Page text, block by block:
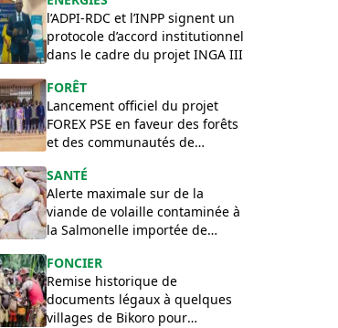
l’ADPI-RDC et l’INPP signent un
protocole d’accord institutionnel
dans le cadre du projet INGA III
FORÊT
Lancement officiel du projet
FOREX PSE en faveur des forêts
et des communautés de
SANTÉ
Alerte maximale sur de la
viande de volaille contaminée à
la Salmonelle importée de
FONCIER
Remise historique de
documents légaux à quelques
villages de Bikoro pour